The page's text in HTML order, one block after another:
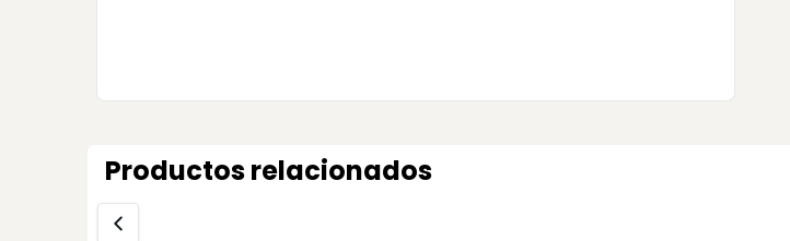
Productos relacionados